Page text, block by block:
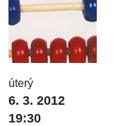
úterý
6. 3. 2012
19:30